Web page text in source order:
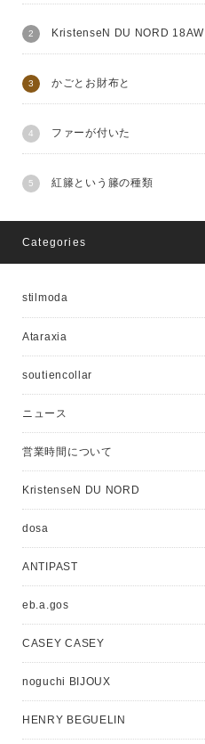
KristenseN DU NORD 18AW
かごとお財布と
ファーが付いた
紅籐という籐の種類
Categories
stilmoda
Ataraxia
soutiencollar
ニュース
営業時間について
KristenseN DU NORD
dosa
ANTIPAST
eb.a.gos
CASEY CASEY
noguchi BIJOUX
HENRY BEGUELIN